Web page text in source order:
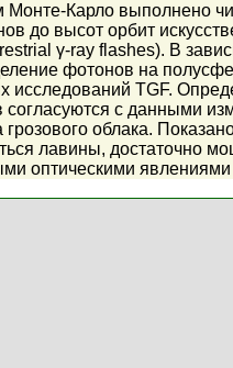
Монте-Карло выполнено
до высот орбит
γ-ray flashes). В
фотонов на
исследований TGF.
согласуются с данными
грозового облака.
лавины, достаточно
оптическими